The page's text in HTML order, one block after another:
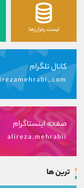
لیست رمزارزها
کانال تلگرام
صفحه اینستاگرام
alireza.mehrabii
ترین ها